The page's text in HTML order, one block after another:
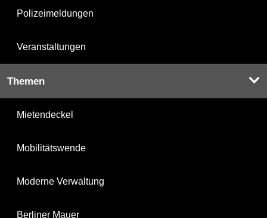
Polizeimeldungen
Veranstaltungen
Themen
Mietendeckel
Mobilitätswende
Moderne Verwaltung
Berliner Mauer